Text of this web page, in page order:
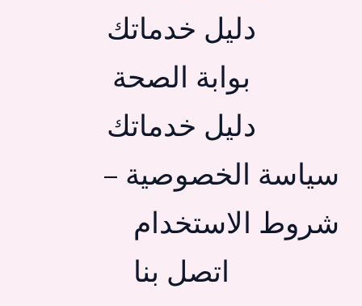
دليل خدماتك
بوابة الصحة
دليل خدماتك
سياسة الخصوصية –
شروط الاستخدام
اتصل بنا